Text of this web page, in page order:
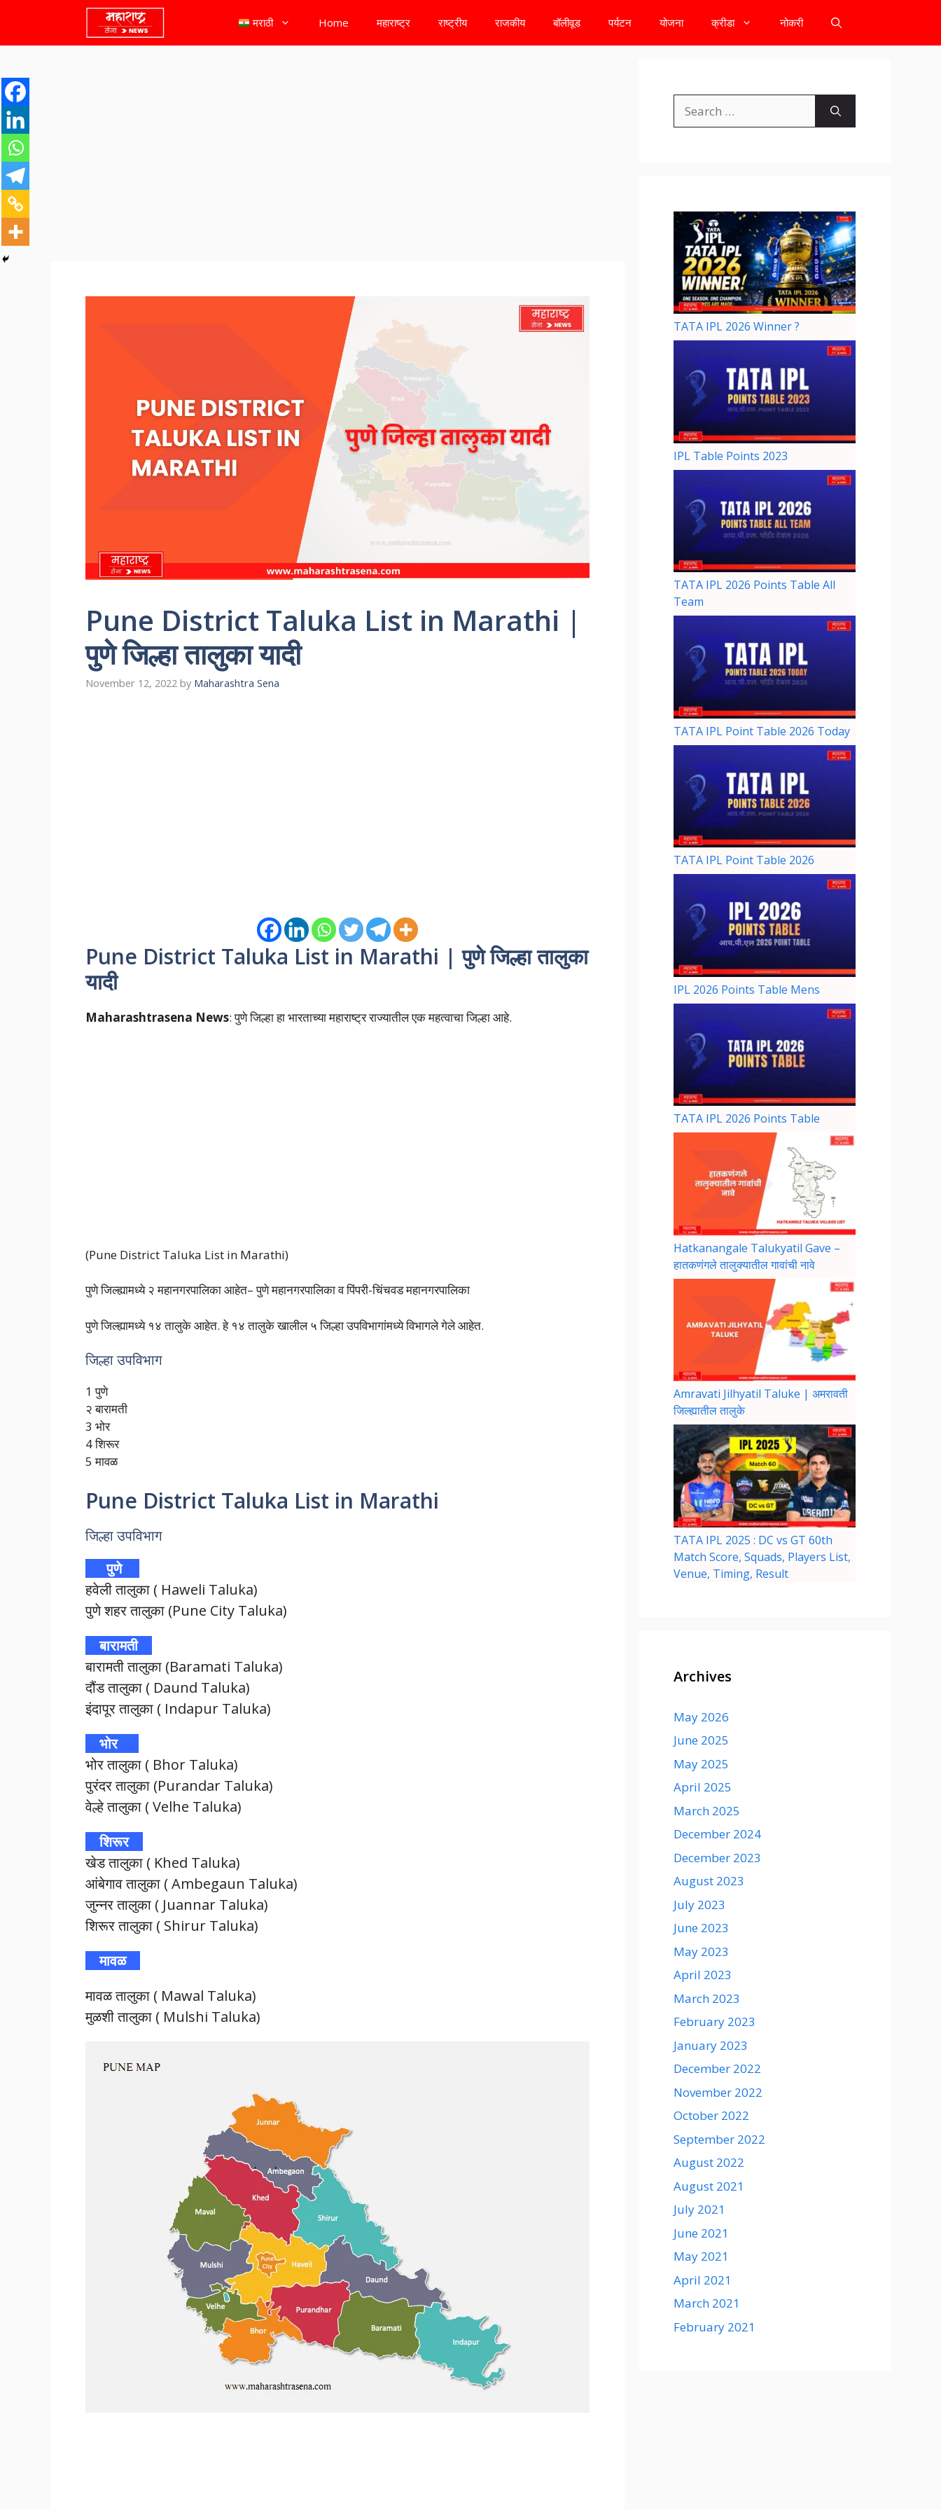
मराठी Home महाराष्ट्र राष्ट्रीय राजकीय बॉलीवूड पर्यटन योजना क्रीडा नोकरी
Pune District Taluka List in Marathi |
पुणे जिल्हा तालुका यादी
November 12, 2022 by Maharashtra Sena
Pune District Taluka List in Marathi | पुणे जिल्हा तालुका
यादी
Maharashtrasena News: पुणे जिल्हा हा भारताच्या महाराष्ट्र राज्यातील एक महत्वाचा जिल्हा आहे.
(Pune District Taluka List in Marathi)
पुणे जिल्ह्यामध्ये २ महानगरपालिका आहेत– पुणे महानगरपालिका व पिंपरी-चिंचवड महानगरपालिका
पुणे जिल्ह्यामध्ये १४ तालुके आहेत. हे १४ तालुके खालील ५ जिल्हा उपविभागांमध्ये विभागले गेले आहेत.
जिल्हा उपविभाग
1 पुणे
२ बारामती
3 भोर
4 शिरूर
5 मावळ
Pune District Taluka List in Marathi
जिल्हा उपविभाग
पुणे
हवेली तालुका ( Haweli Taluka)
पुणे शहर तालुका (Pune City Taluka)
बारामती
बारामती तालुका (Baramati Taluka)
दौंड तालुका ( Daund Taluka)
इंदापूर तालुका ( Indapur Taluka)
भोर
भोर तालुका ( Bhor Taluka)
पुरंदर तालुका (Purandar Taluka)
वेल्हे तालुका ( Velhe Taluka)
शिरूर
खेड तालुका ( Khed Taluka)
आंबेगाव तालुका ( Ambegaun Taluka)
जुन्नर तालुका ( Juannar Taluka)
शिरूर तालुका ( Shirur Taluka)
मावळ
मावळ तालुका ( Mawal Taluka)
मुळशी तालुका ( Mulshi Taluka)
TATA IPL 2026 Winner ?
IPL Table Points 2023
TATA IPL 2026 Points Table All
Team
TATA IPL Point Table 2026 Today
TATA IPL Point Table 2026
IPL 2026 Points Table Mens
TATA IPL 2026 Points Table
Hatkanangale Talukyatil Gave –
हातकणंगले तालुक्यातील गावांची नावे
Amravati Jilhyatil Taluke | अमरावती
जिल्ह्यातील तालुके
TATA IPL 2025 : DC vs GT 60th
Match Score, Squads, Players List,
Venue, Timing, Result
Archives
May 2026
June 2025
May 2025
April 2025
March 2025
December 2024
December 2023
August 2023
July 2023
June 2023
May 2023
April 2023
March 2023
February 2023
January 2023
December 2022
November 2022
October 2022
September 2022
August 2022
August 2021
July 2021
June 2021
May 2021
April 2021
March 2021
February 2021